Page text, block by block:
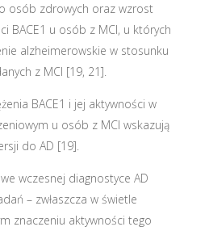
osób zdrowych oraz wzrost
BACE1 u osób z MCI, u których
alzheimerowskie w stosunku
z MCI [19, 21].
BACE1 i jej aktywności w
u osób z MCI wskazują
do AD [19].
wczesnej diagnostyce AD
– zwłaszcza w świetle
znaczeniu aktywności tego